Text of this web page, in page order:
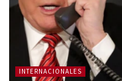
INTERNACIONALES